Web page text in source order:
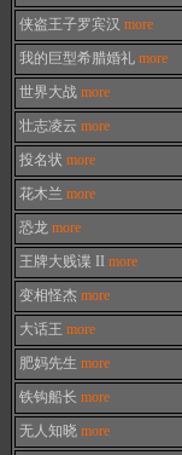
侠盗王子罗宾汉 more
我的巨型希腊婚礼 more
世界大战 more
壮志凌云 more
投名状 more
花木兰 more
恐龙 more
王牌大贱谍 II more
变相怪杰 more
大话王 more
肥妈先生 more
铁钩船长 more
无人知晓 more